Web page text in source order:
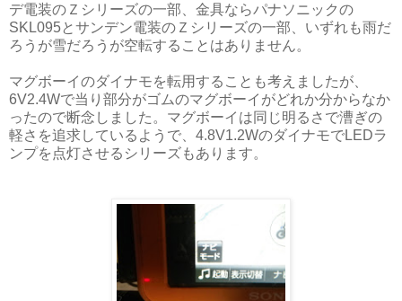
デ電装のＺシリーズの一部、金具ならパナソニックの
SKL095とサンデン電装のＺシリーズの一部、いずれも雨だ
ろうが雪だろうが空転することはありません。
マグボーイのダイナモを転用することも考えましたが、
6V2.4Wで当り部分がゴムのマグボーイがどれか分からなか
ったので断念しました。マグボーイは同じ明るさで漕ぎの
軽さを追求しているようで、4.8V1.2WのダイナモでLEDラ
ンプを点灯させるシリーズもあります。